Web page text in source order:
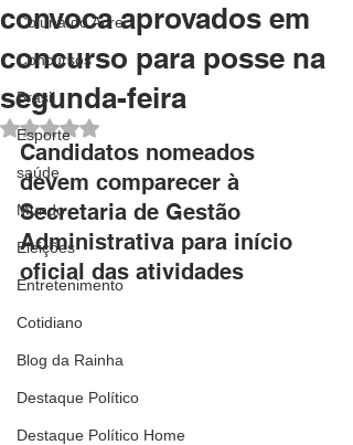
Coluna do Acre
Concursos
Brasil
Esporte
saúde
Mundo
Eleições
Entretenimento
Cotidiano
Blog da Rainha
Destaque Político
Destaque Político Home
convoca aprovados em
concurso para posse na
segunda-feira
Avaliado com NaN de 5 estrelas.
Candidatos nomeados
devem comparecer à
Secretaria de Gestão
Administrativa para início
oficial das atividades